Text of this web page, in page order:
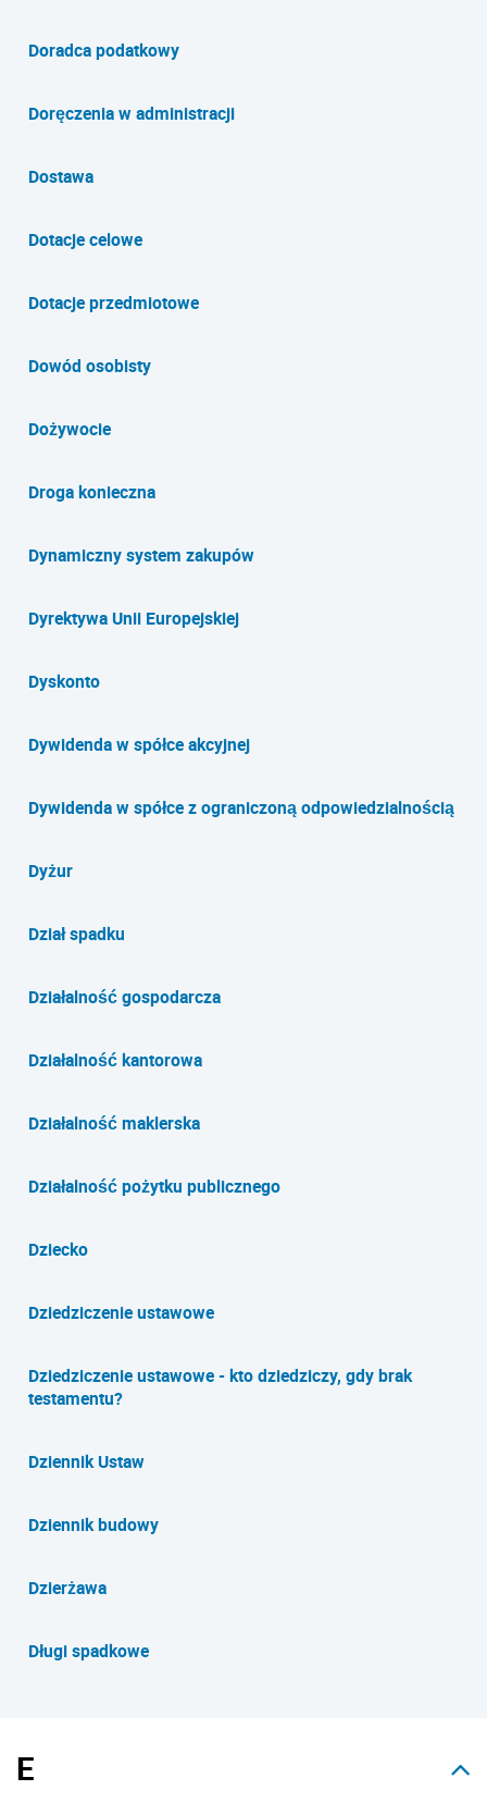
Doradca podatkowy
Doręczenia w administracji
Dostawa
Dotacje celowe
Dotacje przedmiotowe
Dowód osobisty
Dożywocie
Droga konieczna
Dynamiczny system zakupów
Dyrektywa Unii Europejskiej
Dyskonto
Dywidenda w spółce akcyjnej
Dywidenda w spółce z ograniczoną odpowiedzialnością
Dyżur
Dział spadku
Działalność gospodarcza
Działalność kantorowa
Działalność maklerska
Działalność pożytku publicznego
Dziecko
Dziedziczenie ustawowe
Dziedziczenie ustawowe - kto dziedziczy, gdy brak
testamentu?
Dziennik Ustaw
Dziennik budowy
Dzierżawa
Długi spadkowe
E